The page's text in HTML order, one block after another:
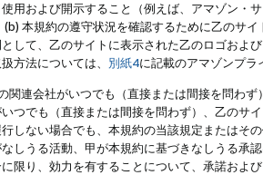
用および開示すること（例えば、アマゾン・
(b) 本規約の遵守状況を確認するために乙のサ
して、乙のサイトに表示された乙のロゴおよ
方法については、 別紙4に記載のアマゾンプ
関連会社がいつでも（直接または間接を問わ
つでも（直接または間接を問わず）、乙のサ
しない場合でも、本規約の当該規定またはそ
しうる活動、甲が本規約に基づきなしうる承
限り、効力を有することについて、承諾およ